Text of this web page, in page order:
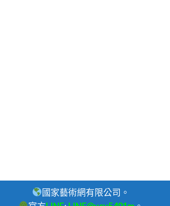
國家藝術網有限公司。